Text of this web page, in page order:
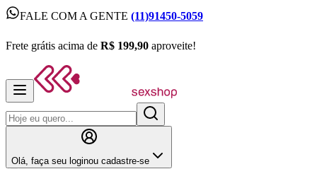
FALE COM A GENTE (11)91450-5059
Frete grátis acima de R$ 199,90 aproveite!
Olá, faça seu loginou cadastre‑se